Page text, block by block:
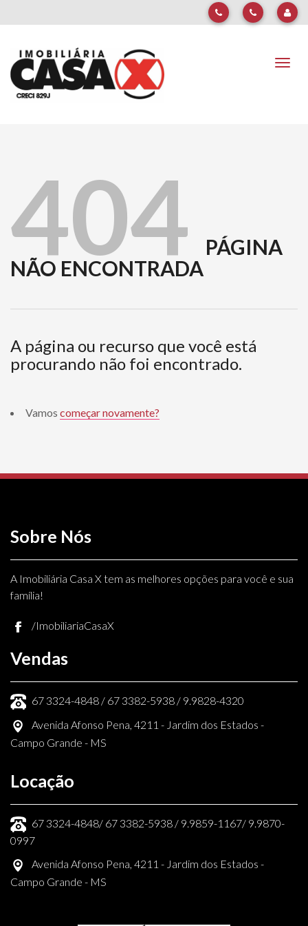
404
PÁGINA
NÃO ENCONTRADA
A página ou recurso que você está
procurando não foi encontrado.
Vamos começar novamente?
Sobre Nós
A Imobiliária Casa X tem as melhores opções para você e sua
família!
/ImobiliariaCasaX
Vendas
67 3324-4848 / 67 3382-5938 / 9.9828-4320
Avenida Afonso Pena, 4211 - Jardim dos Estados -
Campo Grande - MS
Locação
67 3324-4848/ 67 3382-5938 / 9.9859-1167/ 9.9870-
0997
Avenida Afonso Pena, 4211 - Jardim dos Estados -
Campo Grande - MS